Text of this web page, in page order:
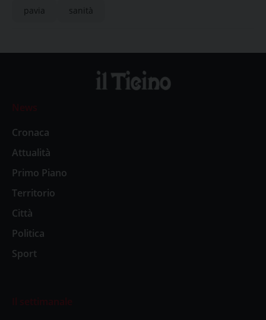
pavia sanità
News
Cronaca
Attualità
Primo Piano
Territorio
Città
Politica
Sport
Il settimanale